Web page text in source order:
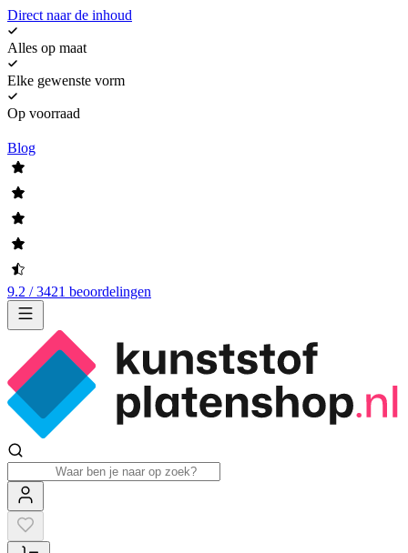
Direct naar de inhoud
Alles op maat
Elke gewenste vorm
Op voorraad
Blog
9.2 / 3421 beoordelingen